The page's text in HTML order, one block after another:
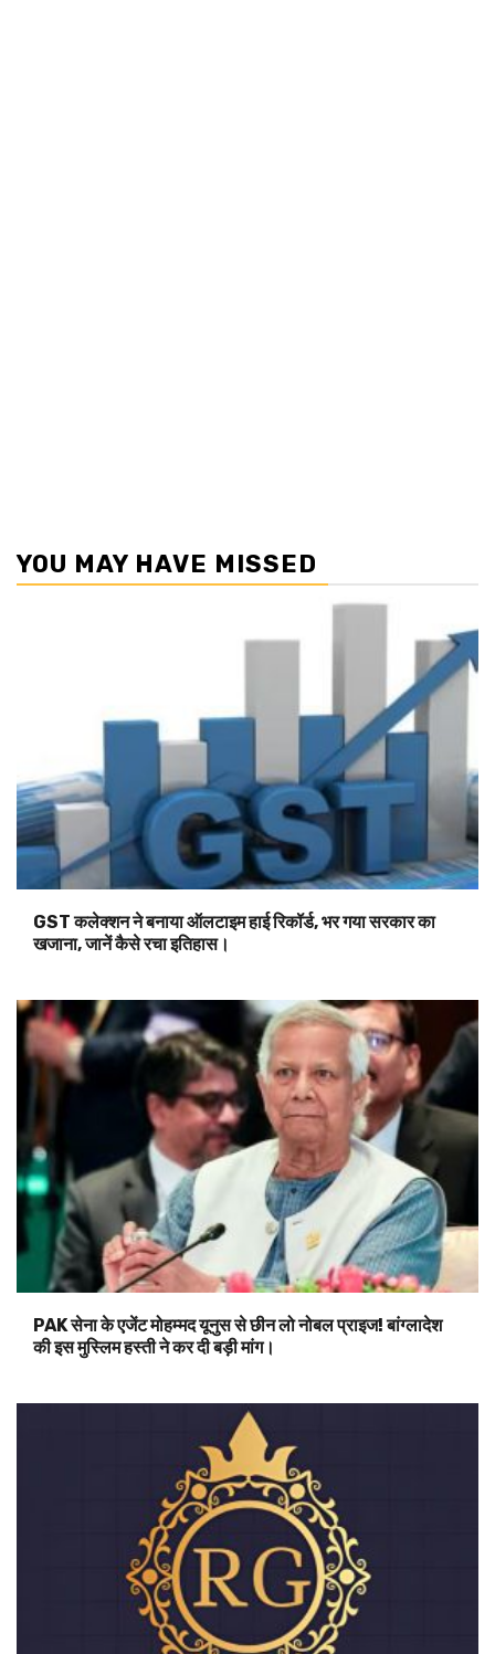
YOU MAY HAVE MISSED
GST कलेक्शन ने बनाया ऑलटाइम हाई रिकॉर्ड, भर गया सरकार का
खजाना, जानें कैसे रचा इतिहास।
PAK सेना के एजेंट मोहम्मद यूनुस से छीन लो नोबल प्राइज! बांग्लादेश
की इस मुस्लिम हस्ती ने कर दी बड़ी मांग।